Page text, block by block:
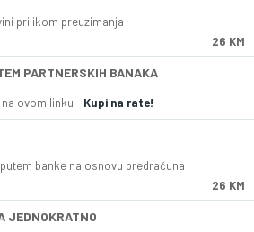
prilikom preuzimanja
26 KM
PARTNERSKIH BANAKA
na ovom linku - Kupi na rate!
banke na osnovu predračuna
26 KM
JEDNOKRATNO